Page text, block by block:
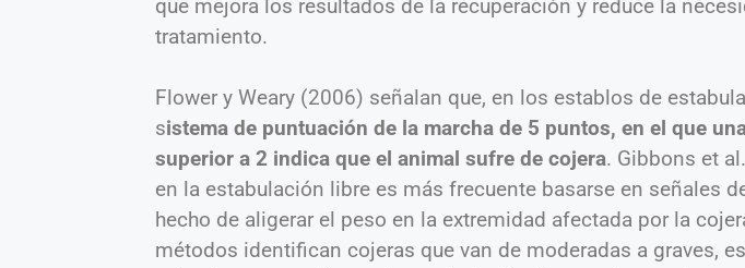
que mejora los resultados de la recuperación y reduce la
tratamiento.
Flower y Weary (2006) señalan que, en los establos de
sistema de puntuación de la marcha de 5 puntos, en el que
superior a 2 indica que el animal sufre de cojera. Gibbons et
en la estabulación libre es más frecuente basarse en señales
hecho de aligerar el peso en la extremidad afectada por la
métodos identifican cojeras que van de moderadas a graves,